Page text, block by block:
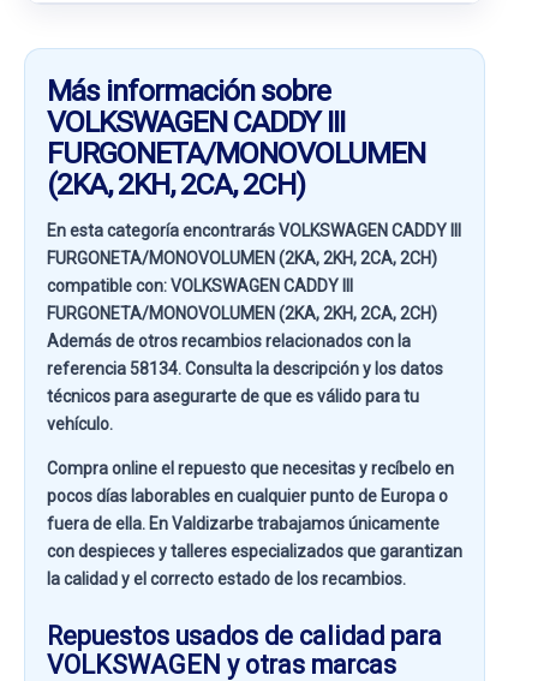
Más información sobre
VOLKSWAGEN CADDY III
FURGONETA/MONOVOLUMEN
(2KA, 2KH, 2CA, 2CH)
En esta categoría encontrarás VOLKSWAGEN CADDY III
FURGONETA/MONOVOLUMEN (2KA, 2KH, 2CA, 2CH)
compatible con:VOLKSWAGEN CADDY III
FURGONETA/MONOVOLUMEN (2KA, 2KH, 2CA, 2CH)
Además de otros recambios relacionados con la
referencia 58134. Consulta la descripción y los datos
técnicos para asegurarte de que es válido para tu
vehículo.
Compra online el repuesto que necesitas y recíbelo en
pocos días laborables en cualquier punto de Europa o
fuera de ella. EnValdizarbetrabajamos únicamente
con despieces y talleres especializados que garantizan
la calidad y el correcto estado de los recambios.
Repuestos usados de calidad para
VOLKSWAGEN y otras marcas